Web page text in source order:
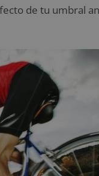
de tu umbral